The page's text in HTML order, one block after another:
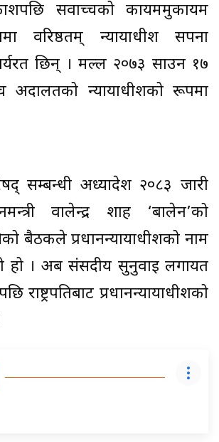
सर्वाेच्चको कायममुकायम
वरिष्ठतम् न्यायाधीश सपना
छिन् । मल्ल २०७३ साउन १७
अदालतको न्यायाधीशको रूपमा
सम्बन्धी अध्यादेश २०८३ जारी
वालेन्द्र शाह ‘बालेन’को
बैठकले प्रधानन्यायाधीशको नाम
हो । अब संसदीय सुनुवाइ लगायत
राष्ट्रपतिबाट प्रधानन्यायाधीशको